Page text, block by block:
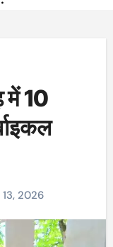
में 10
2026